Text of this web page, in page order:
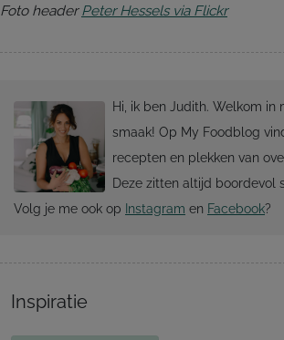
Foto headerPeter Hessels via Flickr
Hi, ik ben Judith. Welkom in
smaak! Op My Foodblog
recepten en plekken van
Deze zitten altijd boordevol
Volg je me ook op Instagram en Facebook?
Inspiratie